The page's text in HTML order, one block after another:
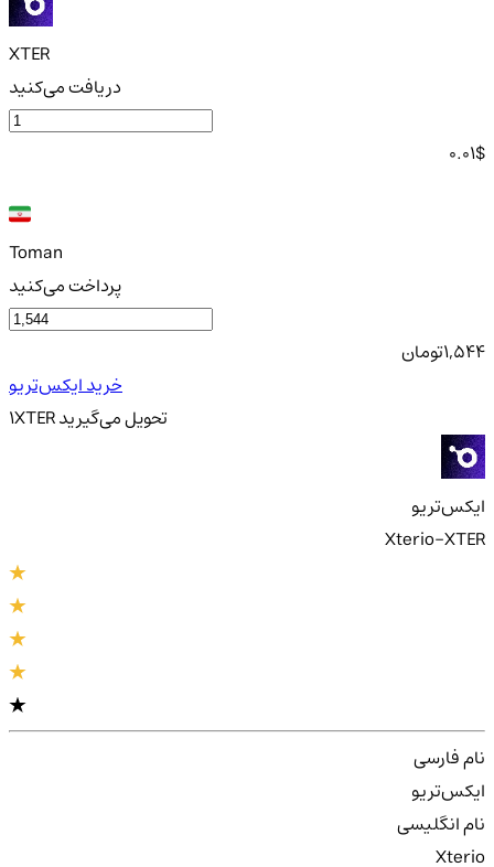
XTER
دریافت می‌کنید
0.01$
Toman
پرداخت می‌کنید
1,544تومان
خرید ایکس‌تریو
1XTER تحویلمی‌گیرید
ایکس‌تریو
Xterio-XTER
نام فارسی
ایکس‌تریو
نام انگلیسی
Xterio